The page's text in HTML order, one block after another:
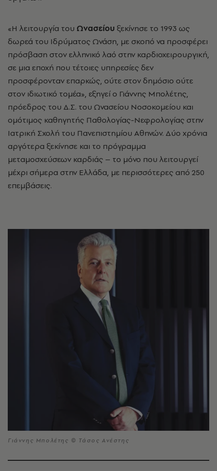
«Η λειτουργία του Ωνασείου ξεκίνησε το 1993 ως
δωρεά του Ιδρύματος Ωνάση, με σκοπό να προσφέρει
πρόσβαση στον ελληνικό λαό στην καρδιοχειρουργική,
σε μια εποχή που τέτοιες υπηρεσίες δεν
προσφέρονταν επαρκώς, ούτε στον δημόσιο ούτε
στον ιδιωτικό τομέα», εξηγεί ο Γιάννης Μπολέτης,
πρόεδρος του Δ.Σ. του Ωνασείου Νοσοκομείου και
ομότιμος καθηγητής Παθολογίας-Νεφρολογίας στην
Ιατρική Σχολή του Πανεπιστημίου Αθηνών. Δύο χρόνια
αργότερα ξεκίνησε και το πρόγραμμα
μεταμοσχεύσεων καρδιάς – το μόνο που λειτουργεί
μέχρι σήμερα στην Ελλάδα, με περισσότερες από 250
επεμβάσεις.
Γιάννης Μπολέτης © Τάσος Ανέστης